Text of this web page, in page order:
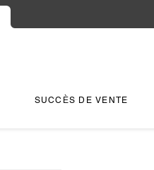
SUCCÈS DE VENTE